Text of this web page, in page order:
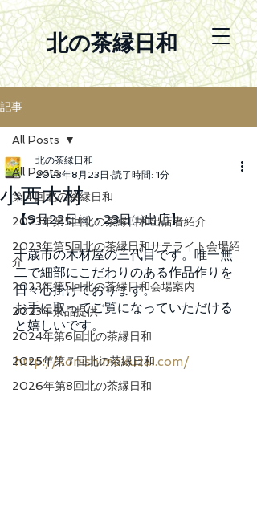
北の茶縁日和
記事
All Posts
第４回北の茶縁日和
2023年第5回北の茶縁日和出店者紹介
2023年第5回北の茶縁日和サテライト会場紹
介
2023年第5回北の茶縁日和会場案内
2023年景品提供
2024年第6回北の茶縁日和
2025年第７回北の茶縁日和
2026年第8回北の茶縁日和
All Posts
小西木材
北の茶縁日和
2023年8月23日 読了時間: 1分
【9月22日㈮・23日㈯出店】
千歳市の木材屋の三代目です。唯一無
二で細部にこだわりのある作品作りを
日々心掛けております。
お手に取ってご覧になっていただける
と嬉しいです。
http://konishimokuzai.com/